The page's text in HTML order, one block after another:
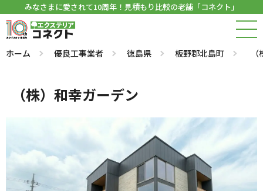
みなさまに愛されて10周年！見積もり比較の老舗「コネクト」
ホーム 優良工事業者 徳島県 板野郡北島町
（株）和幸ガーデン